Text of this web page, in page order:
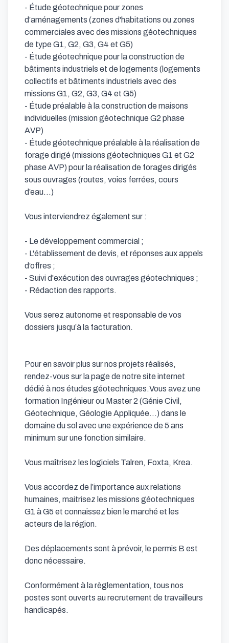
- Étude géotechnique pour zones
d’aménagements (zones d'habitations ou zones
commerciales avec des missions géotechniques
de type G1, G2, G3, G4 et G5)
- Étude géotechnique pour la construction de
bâtiments industriels et de logements (logements
collectifs et bâtiments industriels avec des
missions G1, G2, G3, G4 et G5)
- Étude préalable à la construction de maisons
individuelles (mission géotechnique G2 phase
AVP)
- Étude géotechnique préalable à la réalisation de
forage dirigé (missions géotechniques G1 et G2
phase AVP) pour la réalisation de forages dirigés
sous ouvrages (routes, voies ferrées, cours
d’eau…)
Vous interviendrez également sur :
- Le développement commercial ;
- L'établissement de devis, et réponses aux appels
d’offres ;
- Suivi d'exécution des ouvrages géotechniques ;
- Rédaction des rapports.
Vous serez autonome et responsable de vos
dossiers jusqu’à la facturation.
Pour en savoir plus sur nos projets réalisés,
rendez-vous sur la page de notre site internet
dédié à nos études géotechniques.Vous avez une
formation Ingénieur ou Master 2 (Génie Civil,
Géotechnique, Géologie Appliquée…) dans le
domaine du sol avec une expérience de 5 ans
minimum sur une fonction similaire.
Vous maîtrisez les logiciels Talren, Foxta, Krea.
Vous accordez de l’importance aux relations
humaines, maitrisez les missions géotechniques
G1 à G5 et connaissez bien le marché et les
acteurs de la région.
Des déplacements sont à prévoir, le permis B est
donc nécessaire.
Conformément à la règlementation, tous nos
postes sont ouverts au recrutement de travailleurs
handicapés.